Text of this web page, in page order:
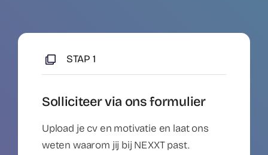
STAP 1
Solliciteer via ons formulier
Upload je cv en motivatie en laat ons
weten waarom jij bij NEXXT past.